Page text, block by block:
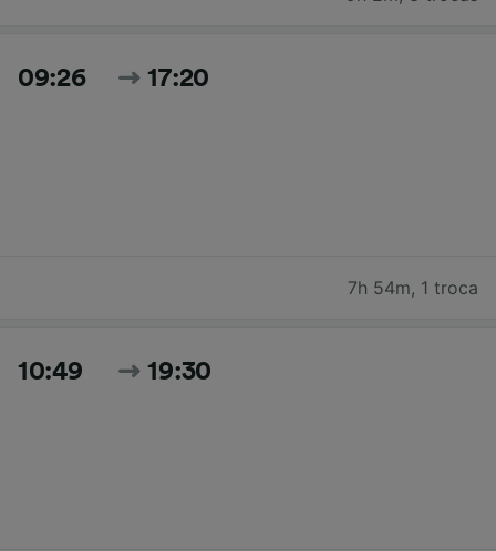
09:26 17:20
7h 54m, 1 troca
10:49 19:30